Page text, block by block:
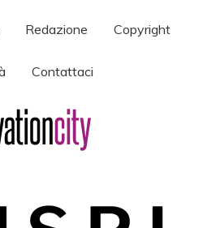
Redazione Copyright
Contattaci